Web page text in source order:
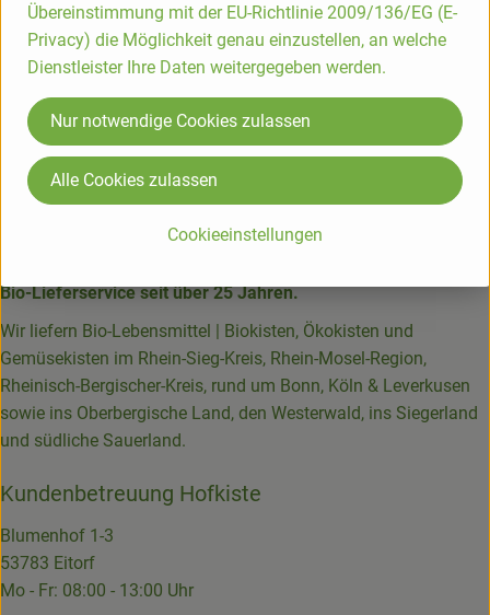
Deutschland
Saling
Bio-Lieferservice seit über 25 Jahren.
Wir liefern Bio-Lebensmittel | Biokisten, Ökokisten und
Gemüsekisten im Rhein-Sieg-Kreis, Rhein-Mosel-Region,
Rheinisch-Bergischer-Kreis, rund um Bonn, Köln & Leverkusen
sowie ins Oberbergische Land, den Westerwald, ins Siegerland
und südliche Sauerland.
Kundenbetreuung Hofkiste
Blumenhof 1-3
53783 Eitorf
Mo - Fr: 08:00 - 13:00 Uhr
Übereinstimmung mit der EU-Richtlinie 2009/136/EG (E-
Privacy) die Möglichkeit genau einzustellen, an welche
Dienstleister Ihre Daten weitergegeben werden.
Cookieeinstellungen
Nur notwendige Cookies zulassen
Alle Cookies zulassen